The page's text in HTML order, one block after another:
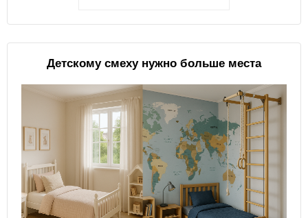
Детскому смеху нужно больше места